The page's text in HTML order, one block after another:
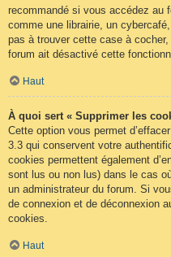
recommandé si vous accédez au
comme une librairie, un
pas à trouver cette case à
forum ait désactivé cette
Haut
À quoi sert « Supprimer les
Cette option vous permet
3.3 qui conservent votre
cookies permettent également
sont lus ou non lus) dans le cas
un administrateur du forum. Si
de connexion et de déconnexion
cookies.
Haut